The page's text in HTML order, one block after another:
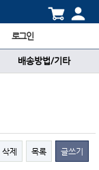
로그인
배송방법/기타
삭제 목록 글쓰기